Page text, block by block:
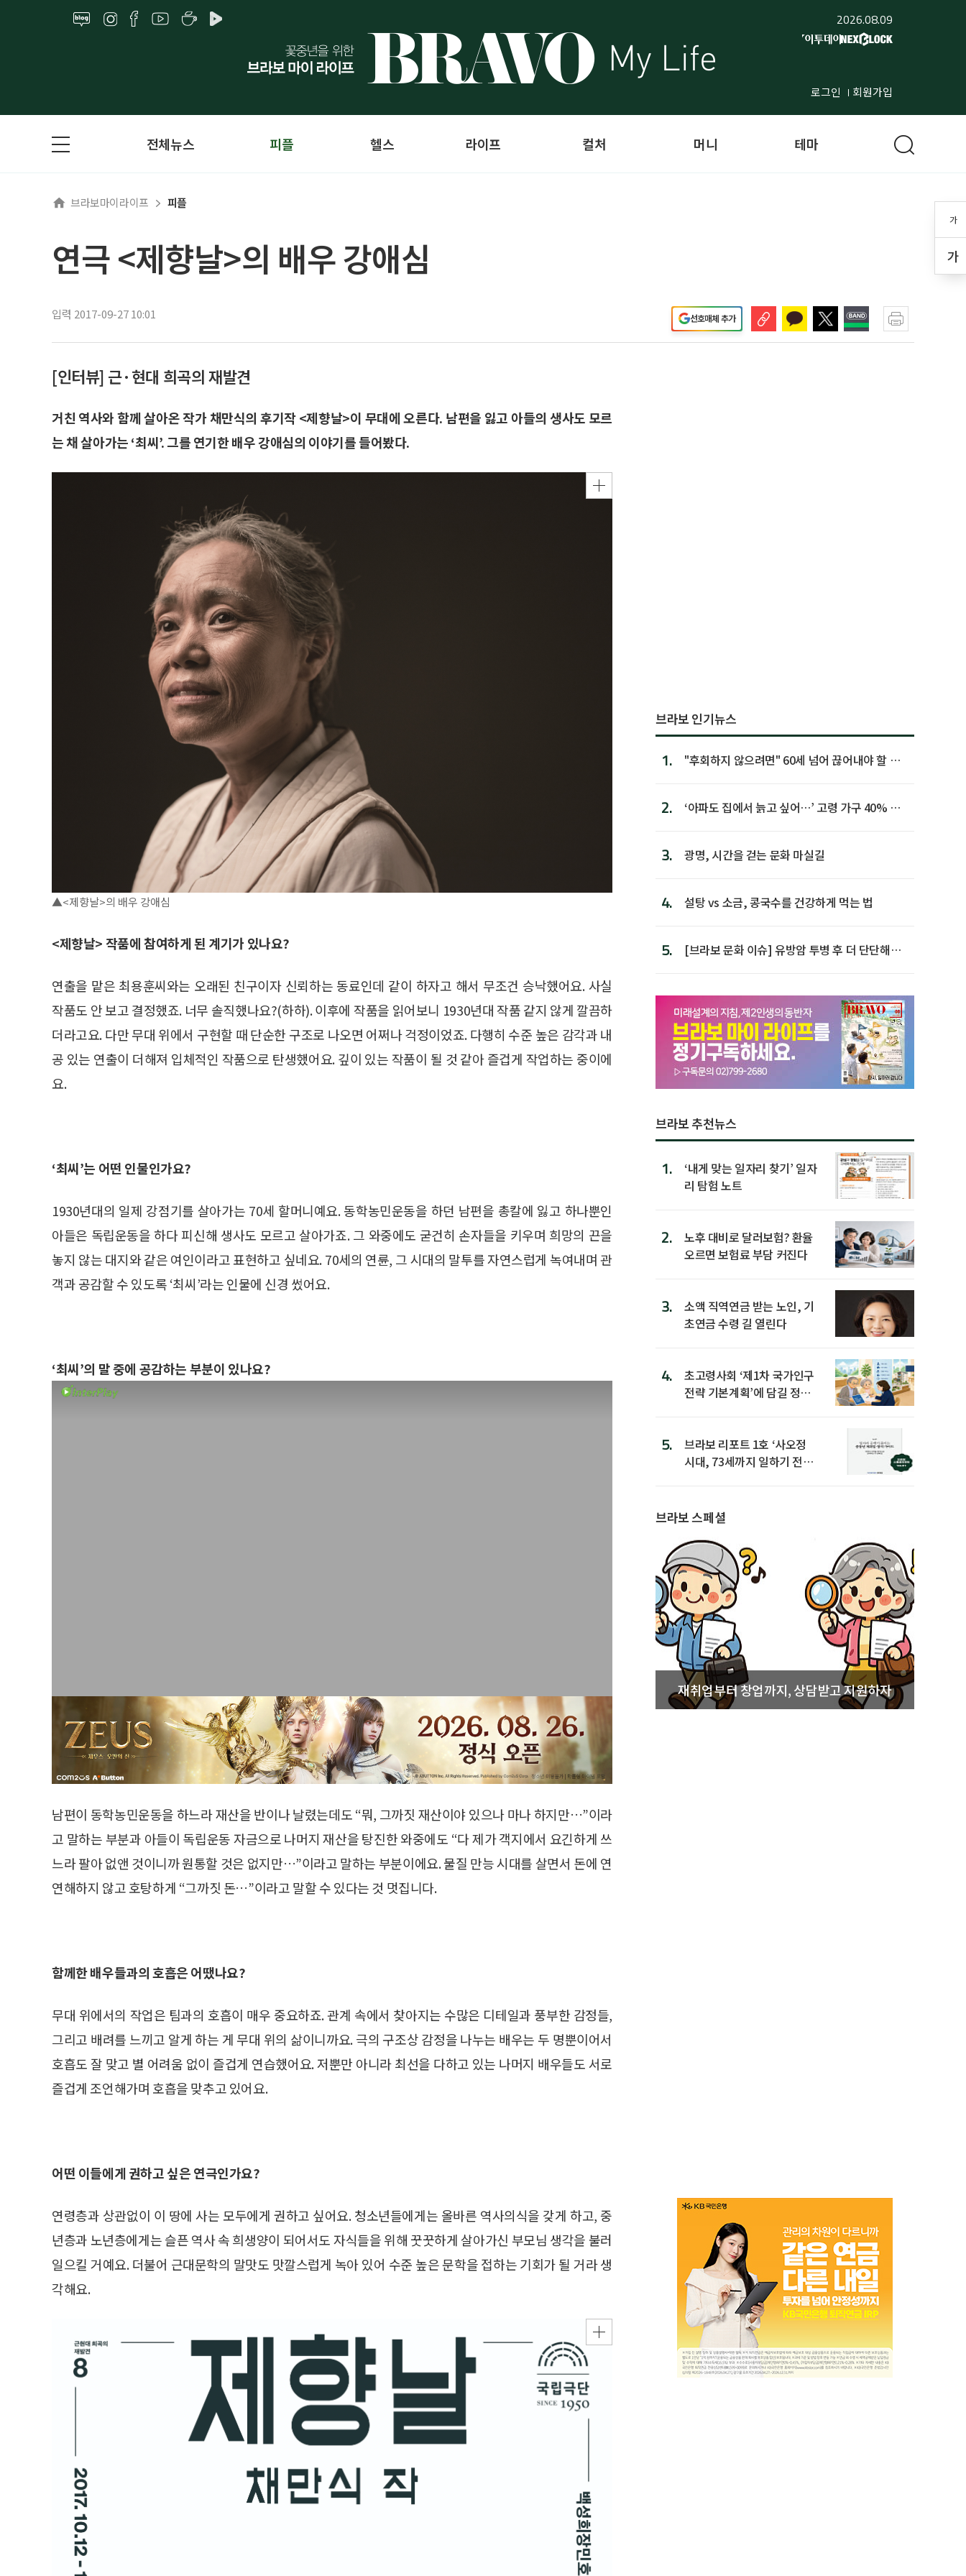
2026.08.09
로그인 회원가입
가
가
전체뉴스 피플 헬스 라이프 컬처 머니 테마
브라보마이라이프 피플
연극 <제향날>의 배우 강애심
입력 2017-09-27 10:01 선호매체 추가
[인터뷰] 근·현대 희곡의 재발견
거친 역사와 함께 살아온 작가 채만식의 후기작 <제향날>이 무대에 오른다. 남편을 잃고 아들의 생사도 모르
는 채 살아가는 ‘최씨’. 그를 연기한 배우 강애심의 이야기를 들어봤다.
▲<제향날>의 배우 강애심
<제향날> 작품에 참여하게 된 계기가 있나요?
연출을 맡은 최용훈씨와는 오래된 친구이자 신뢰하는 동료인데 같이 하자고 해서 무조건 승낙했어요. 사실
작품도 안 보고 결정했죠. 너무 솔직했나요?(하하). 이후에 작품을 읽어보니 1930년대 작품 같지 않게 깔끔하
더라고요. 다만 무대 위에서 구현할 때 단순한 구조로 나오면 어쩌나 걱정이었죠. 다행히 수준 높은 감각과 내
공 있는 연출이 더해져 입체적인 작품으로 탄생했어요. 깊이 있는 작품이 될 것 같아 즐겁게 작업하는 중이에
요.
‘최씨’는 어떤 인물인가요?
1930년대의 일제 강점기를 살아가는 70세 할머니예요. 동학농민운동을 하던 남편을 총칼에 잃고 하나뿐인
아들은 독립운동을 하다 피신해 생사도 모르고 살아가죠. 그 와중에도 굳건히 손자들을 키우며 희망의 끈을
놓지 않는 대지와 같은 여인이라고 표현하고 싶네요. 70세의 연륜, 그 시대의 말투를 자연스럽게 녹여내며 관
객과 공감할 수 있도록 ‘최씨’라는 인물에 신경 썼어요.
‘최씨’의 말 중에 공감하는 부분이 있나요?
남편이 동학농민운동을 하느라 재산을 반이나 날렸는데도 “뭐, 그까짓 재산이야 있으나 마나 하지만…”이라
고 말하는 부분과 아들이 독립운동 자금으로 나머지 재산을 탕진한 와중에도 “다 제가 객지에서 요긴하게 쓰
느라 팔아 없앤 것이니까 원통할 것은 없지만…”이라고 말하는 부분이에요. 물질 만능 시대를 살면서 돈에 연
연해하지 않고 호탕하게 “그까짓 돈…”이라고 말할 수 있다는 것 멋집니다.
함께한 배우들과의 호흡은 어땠나요?
무대 위에서의 작업은 팀과의 호흡이 매우 중요하죠. 관계 속에서 찾아지는 수많은 디테일과 풍부한 감정들,
그리고 배려를 느끼고 알게 하는 게 무대 위의 삶이니까요. 극의 구조상 감정을 나누는 배우는 두 명뿐이어서
호흡도 잘 맞고 별 어려움 없이 즐겁게 연습했어요. 저뿐만 아니라 최선을 다하고 있는 나머지 배우들도 서로
즐겁게 조언해가며 호흡을 맞추고 있어요.
어떤 이들에게 권하고 싶은 연극인가요?
연령층과 상관없이 이 땅에 사는 모두에게 권하고 싶어요. 청소년들에게는 올바른 역사의식을 갖게 하고, 중
년층과 노년층에게는 슬픈 역사 속 희생양이 되어서도 자식들을 위해 꿋꿋하게 살아가신 부모님 생각을 불러
일으킬 거예요. 더불어 근대문학의 말맛도 맛깔스럽게 녹아 있어 수준 높은 문학을 접하는 기회가 될 거라 생
각해요.
브라보 인기뉴스
1.
"후회하지 않으려면" 60세 넘어 끊어내야 할 사
2.
‘아파도 집에서 늙고 싶어…’ 고령 가구 40% 노
3. 광명, 시간을 걷는 문화 마실길
4. 설탕 vs 소금, 콩국수를 건강하게 먹는 법
5.
[브라보 문화 이슈] 유방암 투병 후 더 단단해진
브라보 추천뉴스
1.
‘내게 맞는 일자리 찾기’ 일자
리 탐험 노트
2.
노후 대비로 달러보험? 환율
오르면 보험료 부담 커진다
3.
소액 직역연금 받는 노인, 기
초연금 수령 길 열린다
4.
초고령사회 ‘제1차 국가인구
전략 기본계획’에 담길 정책
5.
브라보 리포트 1호 ‘사오정
시대, 73세까지 일하기 전략’
브라보 스페셜
재취업부터 창업까지, 상담받고 지원하자